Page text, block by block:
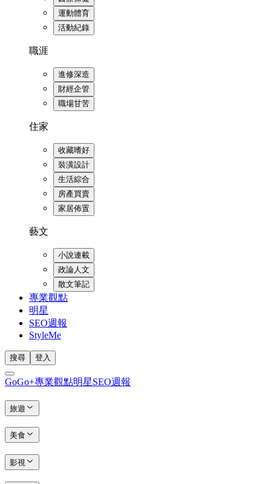
運動體育
活動紀錄
職涯
進修深造
財經企管
職場甘苦
住家
收藏嗜好
裝潢設計
生活綜合
房產買賣
家居佈置
藝文
小說連載
政論人文
散文筆記
專業觀點
明星
SEO週報
StyleMe
搜尋 登入
GoGo+專業觀點明星SEO週報
旅遊
美食
影視